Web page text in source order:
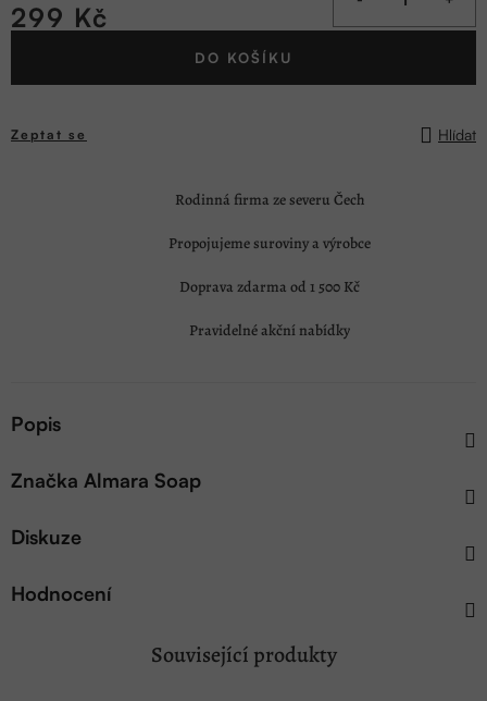
299 Kč
DO KOŠÍKU
Zeptat se Hlídat
Rodinná firma ze severu Čech
Propojujeme suroviny a výrobce
Doprava zdarma od 1 500 Kč
Pravidelné akční nabídky
Popis
Značka Almara Soap
Diskuze
Hodnocení
Související produkty